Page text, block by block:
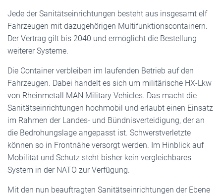
Jede der Sanitätseinrichtungen besteht aus insgesamt elf
Fahrzeugen mit dazugehörigen Multifunktionscontainern.
Der Vertrag gilt bis 2040 und ermöglicht die Bestellung
weiterer Systeme.
Die Container verbleiben im laufenden Betrieb auf den
Fahrzeugen. Dabei handelt es sich um militärische HX-Lkw
von Rheinmetall MAN Military Vehicles. Das macht die
Sanitätseinrichtungen hochmobil und erlaubt einen Einsatz
im Rahmen der Landes- und Bündnisverteidigung, der an
die Bedrohungslage angepasst ist. Schwerstverletzte
können so in Frontnähe versorgt werden. Im Hinblick auf
Mobilität und Schutz steht bisher kein vergleichbares
System in der NATO zur Verfügung.
Mit den nun beauftragten Sanitätseinrichtungen der Ebene